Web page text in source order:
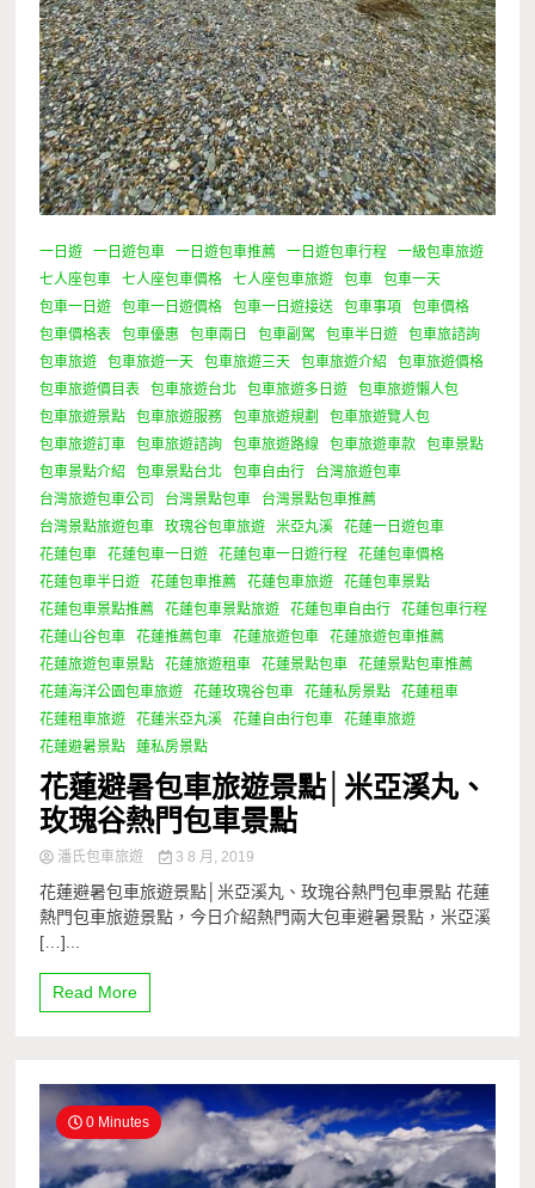
一日遊 一日遊包車 一日遊包車推薦 一日遊包車行程
一級包車旅遊
七人座包車
七人座包車價格 七人座包車旅遊 包車
包車一天
包車一日遊
包車一日遊價格 包車一日遊接送 包車事項
包車價格
包車價格表
包車優惠 包車兩日 包車副駕 包車半日遊
包車旅諮詢
包車旅遊
包車旅遊一天 包車旅遊三天 包車旅遊介紹
包車旅遊價格
包車旅遊價目表
包車旅遊台北 包車旅遊多日遊
包車旅遊懶人包
包車旅遊景點
包車旅遊服務 包車旅遊規劃
包車旅遊覽人包
包車旅遊訂車
包車旅遊諮詢 包車旅遊路線 包車旅遊車款
包車景點
包車景點介紹
包車景點台北 包車自由行
台灣旅遊包車
台灣旅遊包車公司
台灣景點包車
台灣景點包車推薦
台灣景點旅遊包車
玫瑰谷包車旅遊 米亞丸溪
花蓮一日遊包車
花蓮包車
花蓮包車一日遊 花蓮包車一日遊行程
花蓮包車價格
花蓮包車半日遊
花蓮包車推薦 花蓮包車旅遊
花蓮包車景點
花蓮包車景點推薦
花蓮包車景點旅遊 花蓮包車自由行
花蓮包車行程
花蓮山谷包車
花蓮推薦包車 花蓮旅遊包車
花蓮旅遊包車推薦
花蓮旅遊包車景點
花蓮旅遊租車 花蓮景點包車
花蓮景點包車推薦
花蓮海洋公園包車旅遊
花蓮玫瑰谷包車 花蓮私房景點
花蓮租車
花蓮租車旅遊
花蓮米亞丸溪 花蓮自由行包車
花蓮車旅遊
花蓮避暑景點
蓮私房景點
花蓮避暑包車旅遊景點│米亞溪丸、
玫瑰谷熱門包車景點
潘氏包車旅遊 3 8 月, 2019
花蓮避暑包車旅遊景點│米亞溪丸、玫瑰谷熱門包車景點 花蓮
熱門包車旅遊景點，今日介紹熱門兩大包車避暑景點，米亞溪
[…]...
Read More
0 Minutes